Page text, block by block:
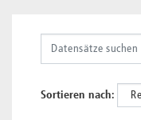
Sortieren nach